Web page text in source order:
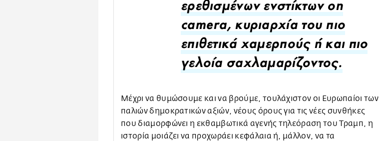
ερεθισμένων ενστίκτων on
camera, κυριαρχία του πιο
επιθετικά χαμερπούς ή και πιο
γελοία σαχλαμαρίζοντος.
Μέχρι να θυμώσουμε και να βρούμε, τουλάχιστον οι Ευρωπαίοι των
παλιών δημοκρατικών αξιών, νέους όρους για τις νέες συνθήκες
που διαμορφώνει η εκθαμβωτικά αγενής τηλεόραση του Τραμπ, η
ιστορία μοιάζει να προχωράει κεφάλαια ή, μάλλον, να τα